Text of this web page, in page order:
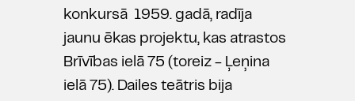
konkursā 1959. gadā, radīja
jaunu ēkas projektu, kas atrastos
Brīvības ielā 75 (toreiz - Ļeņina
ielā 75). Dailes teātris bija